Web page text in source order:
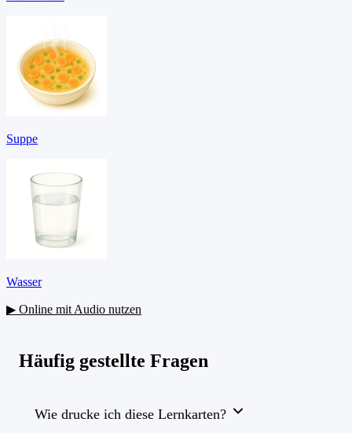
Suppe
Wasser
▶ Online mit Audio nutzen
Häufig gestellte Fragen
Wie drucke ich diese Lernkarten?